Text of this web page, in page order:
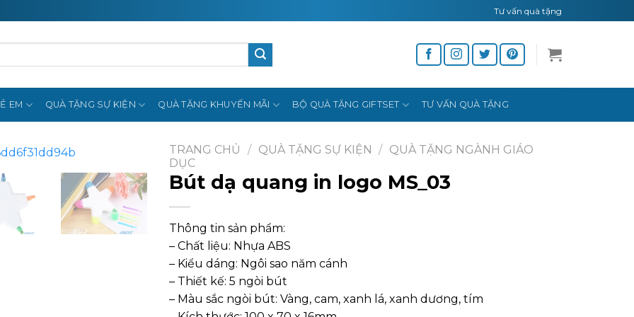
Tư vấn quà tặng
EM QUÀ TẶNG SỰ KIỆN QUÀ TẶNG KHUYẾN MÃI BỘ QUÀ TẶNG GIFTSET TƯ VẤN QUÀ TẶNG
TRANG CHỦ / QUÀ TẶNG SỰ KIỆN / QUÀ TẶNG NGÀNH GIÁO
DỤC
Bút dạ quang in logo MS_03
Thông tin sản phẩm:
– Chất liệu: Nhựa ABS
– Kiểu dáng: Ngôi sao năm cánh
– Thiết kế: 5 ngòi bút
– Màu sắc ngòi bút: Vàng, cam, xanh lá, xanh dương, tím